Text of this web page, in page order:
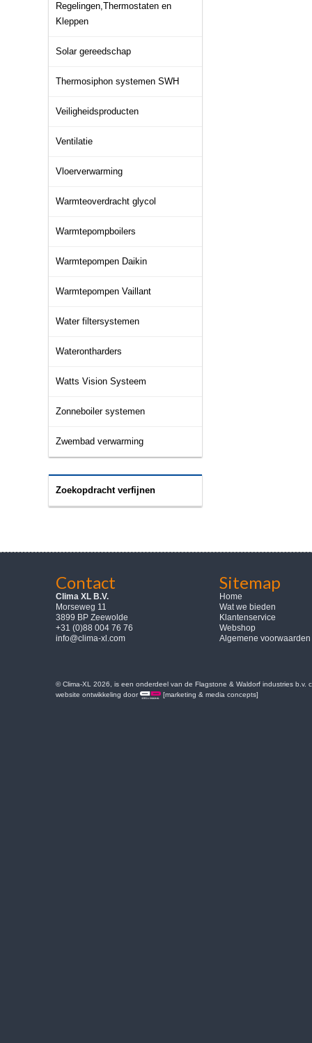
Regelingen,Thermostaten en
Kleppen
Solar gereedschap
Thermosiphon systemen SWH
Veiligheidsproducten
Ventilatie
Vloerverwarming
Warmteoverdracht glycol
Warmtepompboilers
Warmtepompen Daikin
Warmtepompen Vaillant
Water filtersystemen
Waterontharders
Watts Vision Systeem
Zonneboiler systemen
Zwembad verwarming
Zoekopdracht verfijnen
Contact
Clima XL B.V.
Morseweg 11
3899 BP Zeewolde
+31 (0)88 004 76 76
info@clima-xl.com
Sitemap
Home
Wat we bieden
Klantenservice
Webshop
Algemene voorwaarden
© Clima-XL 2026, is een onderdeel van de Flagstone & Waldorf industries b.v.
website ontwikkeling door
[marketing & media concepts]